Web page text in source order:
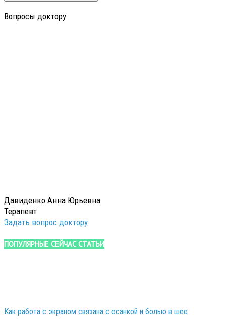
Вопросы доктору
Давиденко Анна Юрьевна
Терапевт
Задать вопрос доктору
ПОПУЛЯРНЫЕ СЕЙЧАС СТАТЬИ
Как работа с экраном связана с осанкой и болью в шее